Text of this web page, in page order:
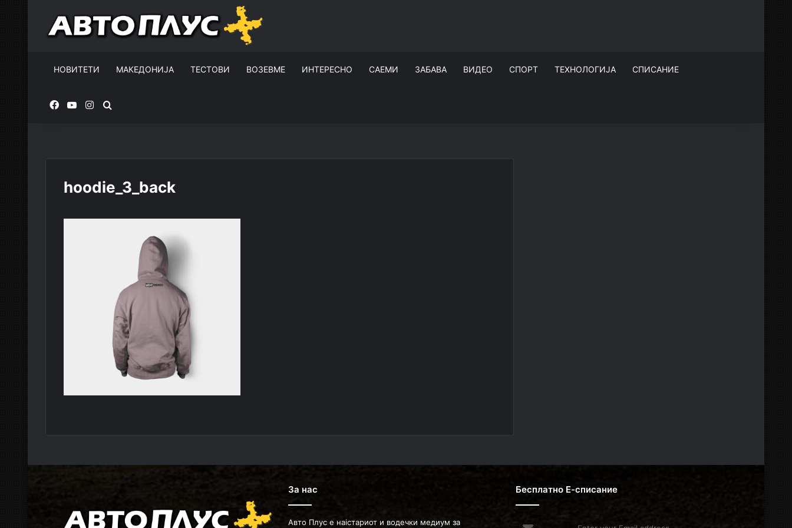
НОВИТЕТИ МАКЕДОНИЈА ТЕСТОВИ ВОЗЕВМЕ ИНТЕРЕСНО САЕМИ ЗАБАВА ВИДЕО СПОРТ ТЕХНОЛОГИЈА СПИСАНИЕ
FacebookYouTubeInstagram
hoodie_3_back
За нас
Авто Плус е наістариот и водечки медиум за
Бесплатно Е-списание
Enter